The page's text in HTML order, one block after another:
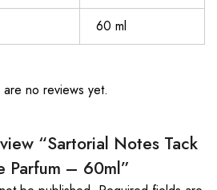
60 ml
are no reviews yet.
“Sartorial Notes Tack
Parfum – 60ml”